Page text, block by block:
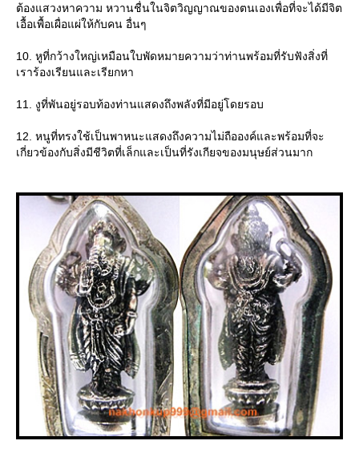
ต้องแสวงหาความ หวานชื่นในจิตวิญญาณของตนเองเพื่อที่จะได้มีจิต
เอื้อเพื้อเผื่อแผ่ให้กับคน อื่นๆ
10. หูที่กว้างใหญ่เหมือนใบพัดหมายความว่าท่านพร้อมที่รับฟังสิ่งที่
เราร้องเรียนและเรียกหา
11. งูที่พันอยู่รอบท้องท่านแสดงถึงพลังที่มีอยู่โดยรอบ
12. หนูที่ทรงใช้เป็นพาหนะแสดงถึงความไม่ถือองค์และพร้อมที่จะ
เกี่ยวข้องกับสิ่งมีชีวิตที่เล็กและเป็นที่รังเกียจของมนุษย์ส่วนมาก